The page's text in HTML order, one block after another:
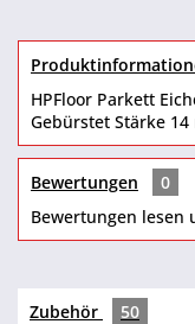
HPFloor Parkett
Gebürstet Stärke
Bewertungen
0
Bewertungen lesen
Zubehör 50